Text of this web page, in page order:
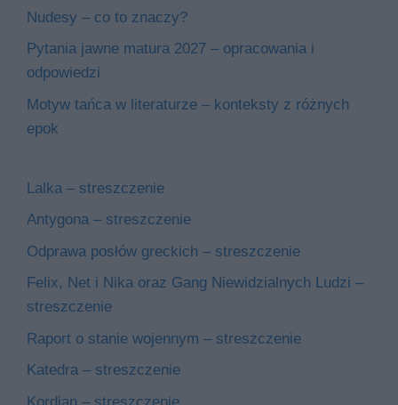
Nudesy – co to znaczy?
Pytania jawne matura 2027 – opracowania i
odpowiedzi
Motyw tańca w literaturze – konteksty z różnych
epok
Lalka – streszczenie
Antygona – streszczenie
Odprawa posłów greckich – streszczenie
Felix, Net i Nika oraz Gang Niewidzialnych Ludzi –
streszczenie
Raport o stanie wojennym – streszczenie
Katedra – streszczenie